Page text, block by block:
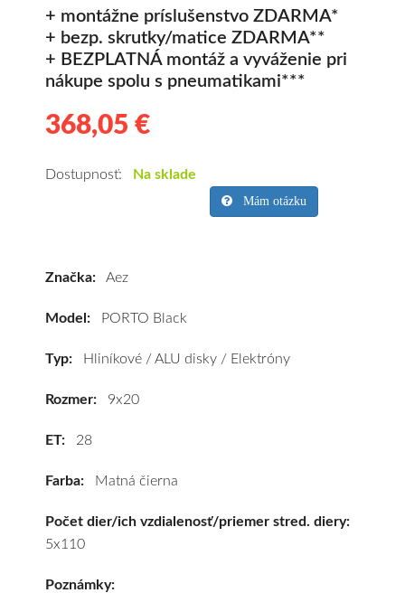
+ montážne príslušenstvo ZDARMA*
+ bezp. skrutky/matice ZDARMA**
+ BEZPLATNÁ montáž a vyváženie pri
nákupe spolu s pneumatikami***
368,05 €
Aez
za
vám
pneumatiky
Dostupnosť: Na sklade
Mám otázku
Značka: Aez
Model: PORTO Black
Typ: Hliníkové / ALU disky / Elektróny
Rozmer: 9x20
ET: 28
Farba: Matná čierna
Počet dier/ich vzdialenosť/priemer stred. diery:
5x110
Poznámky: